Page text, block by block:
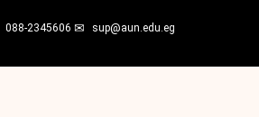
088-2345606 sup@aun.edu.eg